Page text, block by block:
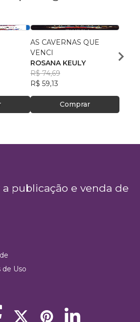
AS CAVERNAS QUE
VENCI
ROSANA KEULY
R$ 74,69
R$ 59,13
Comprar
Chris
R$
publicação e venda de
de Uso